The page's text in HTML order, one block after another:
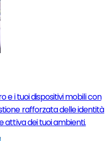
e i tuoi dispositivi mobili con
rafforzata delle identità
attiva dei tuoi ambienti.